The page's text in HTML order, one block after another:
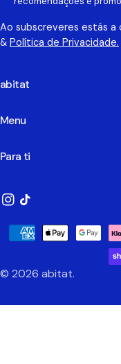
Ao subscreveres estás a
& Política de Privacidade.
abitat
Menu
Para ti
Instagram
TikTok
© 2026 abitat.
Métodos
Pagamento